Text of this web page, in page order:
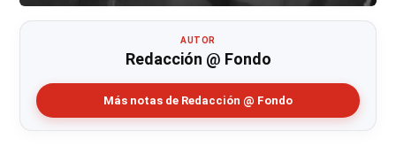
AUTOR
Redacción @ Fondo
Más notas de Redacción @ Fondo